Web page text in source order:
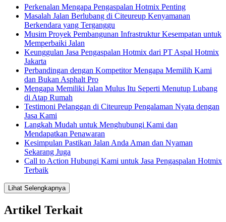
Perkenalan Mengapa Pengaspalan Hotmix Penting
Masalah Jalan Berlubang di Citeureup Kenyamanan
Berkendara yang Terganggu
Musim Proyek Pembangunan Infrastruktur Kesempatan untuk
Memperbaiki Jalan
Keunggulan Jasa Pengaspalan Hotmix dari PT Aspal Hotmix
Jakarta
Perbandingan dengan Kompetitor Mengapa Memilih Kami
dan Bukan Asphalt Pro
Mengapa Memiliki Jalan Mulus Itu Seperti Menutup Lubang
di Atap Rumah
Testimoni Pelanggan di Citeureup Pengalaman Nyata dengan
Jasa Kami
Langkah Mudah untuk Menghubungi Kami dan
Mendapatkan Penawaran
Kesimpulan Pastikan Jalan Anda Aman dan Nyaman
Sekarang Juga
Call to Action Hubungi Kami untuk Jasa Pengaspalan Hotmix
Terbaik
Lihat Selengkapnya
Artikel Terkait